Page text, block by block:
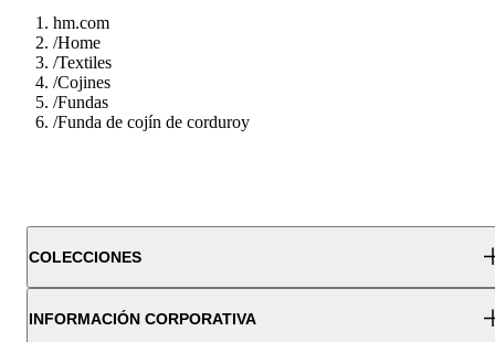
hm.com
/Home
/Textiles
/Cojines
/Fundas
/Funda de cojín de corduroy
COLECCIONES
INFORMACIÓN CORPORATIVA